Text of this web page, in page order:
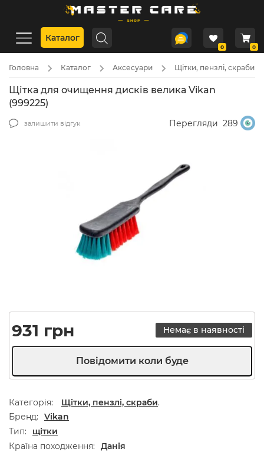
Каталог
0 0
Головна Каталог Аксесуари Щітки, пензлі, скраби
Щітка для очищення дисків велика Vikan
(999225)
залишити відгук Перегляди 289
931 грн Немає в наявності
Категорія: Щітки, пензлі, скраби.
Бренд
Vikan
Тип
щітки
Країна походження
Данія